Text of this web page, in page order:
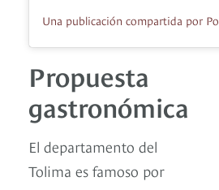
Propuesta
gastronómica
El departamento del
Tolima es famoso por